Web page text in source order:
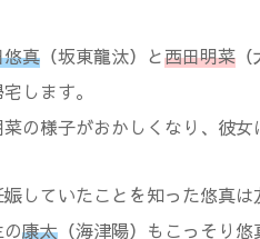
真 （坂東龍汰）と西田明菜 （
します。
の様子がおかしくなり、彼
していたことを知った悠真
康太 （海津陽）もこっそり